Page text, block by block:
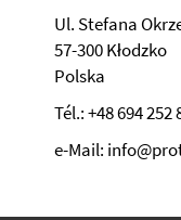
Ul. Stefana
57-300 Kłodzko
Polska
Tél.: +48 694 252
e-Mail: